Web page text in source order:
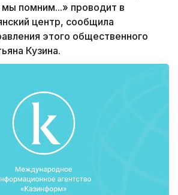
помним...» проводит в
центр, сообщила
этого общественного
Кузина.